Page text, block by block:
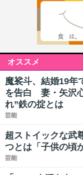
オススメ
魔裟斗、結婚19年
を告白 妻・矢沢
れ”鉄の掟とは
芸能
超ストイックな武
つとは「子供の頃
芸能